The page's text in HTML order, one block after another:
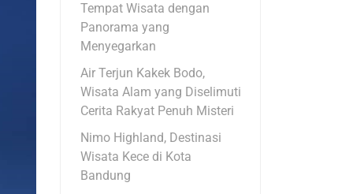
Tempat Wisata dengan
Panorama yang
Menyegarkan
Air Terjun Kakek Bodo,
Wisata Alam yang Diselimuti
Cerita Rakyat Penuh Misteri
Nimo Highland, Destinasi
Wisata Kece di Kota
Bandung